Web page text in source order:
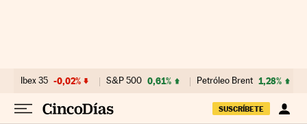
Ibex 35 -0,02% S&P 500 0,61% Petróleo Brent 1,28%
SUSCRÍBETE